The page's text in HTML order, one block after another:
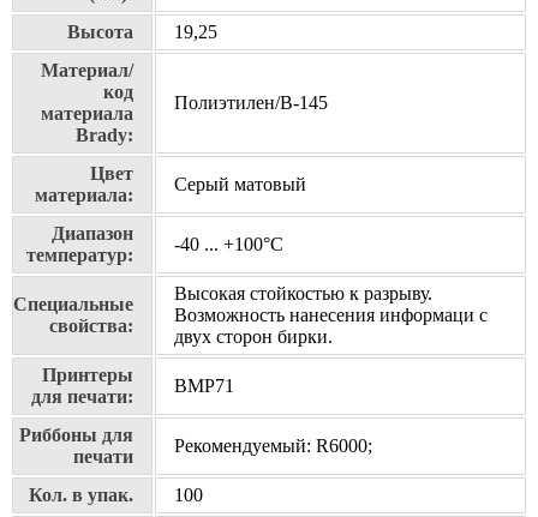
Высота
19,25
Материал/
код
материала
Brady:
Полиэтилен/В-145
Цвет
материала:
Серый матовый
Диапазон
температур:
-40 ... +100°С
Специальные
свойства:
Высокая стойкостью к разрыву.
Возможность нанесения информаци с
двух сторон бирки.
Принтеры
для печати:
BMP71
Риббоны для
печати
Рекомендуемый: R6000;
Кол. в упак. 100